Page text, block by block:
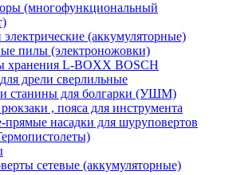
(многофункциональный
(аккумуляторные)
пилы (электроножовки)
хранения L-BOXX BOSCH
дрели сверлильные
станины для болгарки (УШМ)
, пояса для инструмента
прямые насадки для шуруповертов
сетевые (аккумуляторные)